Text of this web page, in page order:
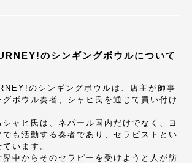
のシンギングボウルについて
のシンギングボウルは、店主が師事
グボウル奏者、シャヒ氏を通じて買い付け
ャヒ氏は、ネパール国内だけでなく、ヨ
でも活動する奏者であり、セラピストとい
います。
界中からそのセラピーを受けようと人が訪